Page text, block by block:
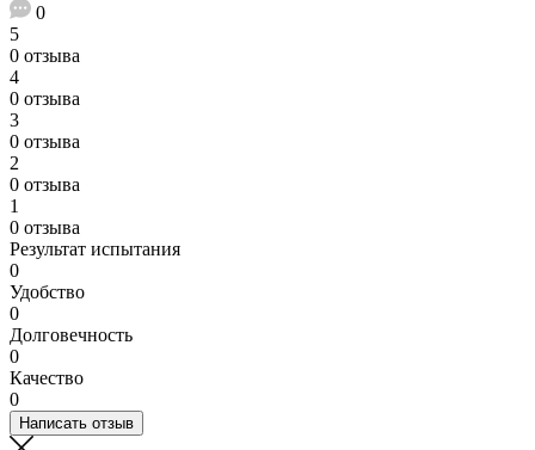
0
5
0 отзыва
4
0 отзыва
3
0 отзыва
2
0 отзыва
1
0 отзыва
Результат испытания
0
Удобство
0
Долговечность
0
Качество
0
Написать отзыв